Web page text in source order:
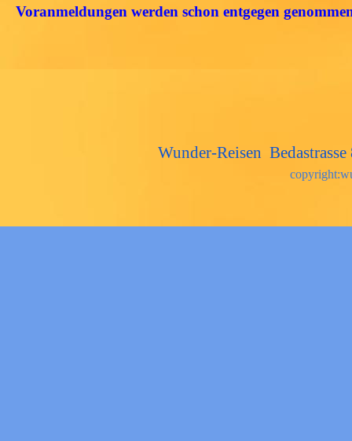
Voranmeldungen werden schon entgegen
Wunder-Reisen